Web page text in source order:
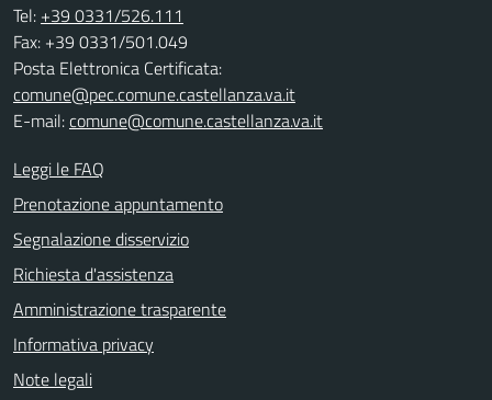
Tel: +39 0331/526.111
Fax: +39 0331/501.049
Posta Elettronica Certificata:
comune@pec.comune.castellanza.va.it
E-mail:comune@comune.castellanza.va.it
Leggi le FAQ
Prenotazione appuntamento
Segnalazione disservizio
Richiesta d'assistenza
Amministrazione trasparente
Informativa privacy
Note legali